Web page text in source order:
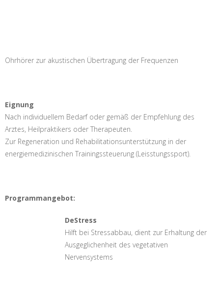
Ohrhörer zur akustischen Übertragung der Frequenzen
Eignung
Nach individuellem Bedarf oder gemäß der Empfehlung des
Arztes, Heilpraktikers oder Therapeuten.
Zur Regeneration und Rehabilitationsunterstützung in der
energiemedizinischen Trainingssteuerung (Leisstungssport).
Programmangebot:
DeStress
Hilft bei Stressabbau, dient zur Erhaltung der
Ausgeglichenheit des vegetativen
Nervensystems